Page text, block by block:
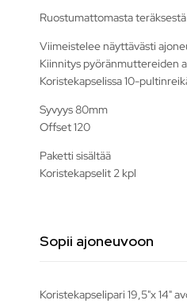
Ruostumattomasta
Viimeistelee näyttävästi
Kiinnitys pyöränmuttereiden
Koristekapselissa 10-
Syvyys 80mm
Offset 120
Paketti sisältää
Koristekapselit 2 kpl
Sopii ajoneuvoon
Koristekapselipari 19,5"x 14"